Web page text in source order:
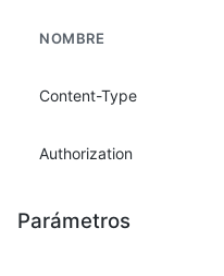
NOMBRE
Content-Type
Authorization
Parámetros